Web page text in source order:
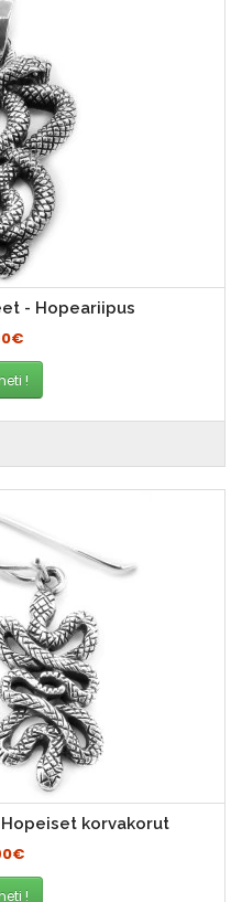
- Hopeariipus
!
korvakorut
!